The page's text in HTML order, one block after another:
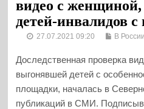
видео с
детей-инвалидов
27.07.2021 09:20 В России
Доследственная проверка
выгонявшей детей с
площадки, началась в
публикаций в СМИ.